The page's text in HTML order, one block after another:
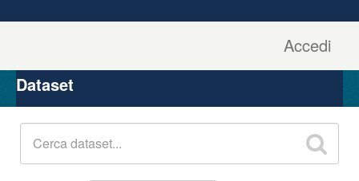
Accedi
Organizzazioni
Gruppi
Dataset